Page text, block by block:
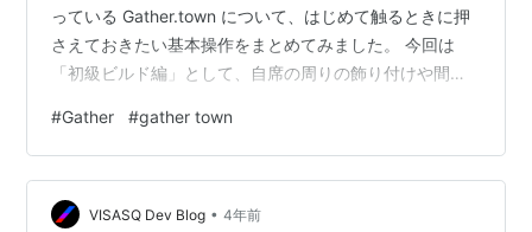
っている Gather.town について、はじめて触るときに押
さえておきたい基本操作をまとめてみました。 今回は
「初級ビルド編」として、自席の周りの飾り付けや間違
思います。 ※今回はブラウザ版を前提に解説を進めるの
で、アプリ版をご利用の方は若干ボタンの位置などが違
うかもしれません。予めご了承ください。 ※本記事に書
かれている内容は 2022/03/16 時点での仕様に基づいて
#Gather #gather town
VISASQ Dev Blog • 4年前